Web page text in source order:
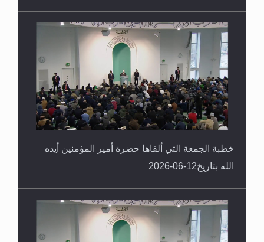
خطبة الجمعة التي ألقاها حضرة أمير المؤمنين أيده
الله بتاريخ12-06-2026